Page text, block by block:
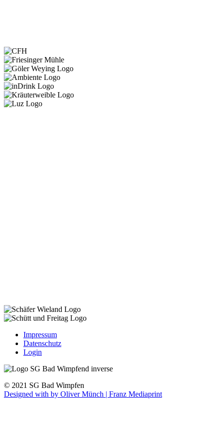
Impressum
Datenschutz
Login
© 2021 SG Bad Wimpfen
Designed with by Oliver Münch | Franz Mediaprint